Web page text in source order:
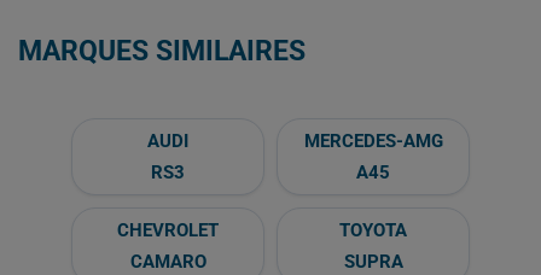
MARQUES SIMILAIRES
AUDI
RS3
MERCEDES-AMG
A45
CHEVROLET
CAMARO
TOYOTA
SUPRA